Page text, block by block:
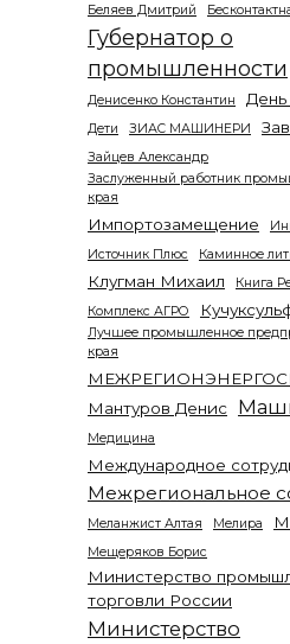
Беляев Дмитрий
Губернатор о
промышленности
Денисенко Константин
Дети ЗИАС МАШИНЕРИ
Зайцев Александр
Заслуженный работник
края
Импортозамещение
Источник Плюс
Каминное
Клугман Михаил
Книга
Комплекс АГРО
Лучшее промышленное
края
Мантуров Денис
Медицина
Международное
Межрегиональное
Меланжист Алтая Мелира
Мещеряков Борис
Министерство
торговли России
Министерство